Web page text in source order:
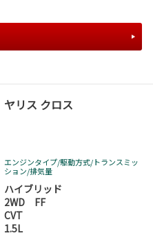
ヤリス クロス
エンジンタイプ/駆動方式/トランスミッ
ション/排気量
ハイブリッド
2WD FF
CVT
1.5L